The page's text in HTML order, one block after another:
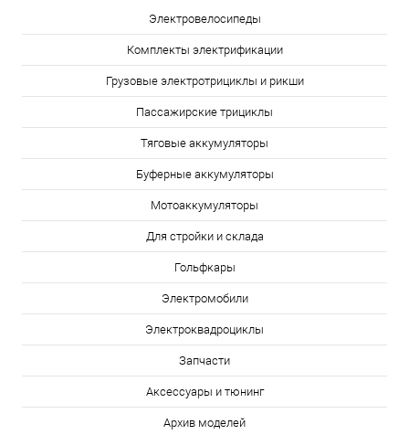
Электровелосипеды
Комплекты электрификации
Грузовые электротрициклы и рикши
Пассажирские трициклы
Тяговые аккумуляторы
Буферные аккумуляторы
Мотоаккумуляторы
Для стройки и склада
Гольфкары
Электромобили
Электроквадроциклы
Запчасти
Аксессуары и тюнинг
Архив моделей